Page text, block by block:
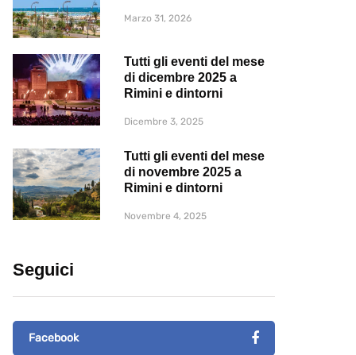
Marzo 31, 2026
Tutti gli eventi del mese
di dicembre 2025 a
Rimini e dintorni
Dicembre 3, 2025
Tutti gli eventi del mese
di novembre 2025 a
Rimini e dintorni
Novembre 4, 2025
Seguici
Facebook